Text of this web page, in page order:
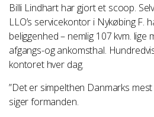
Billi Lindhart har gjort et scoop.
LLO’s servicekontor i Nykøbing F.
beliggenhed – nemlig 107 kvm. lige
afgangs-og ankomsthal.
kontoret hver dag.
”Det er simpelthen Danmarks
siger formanden.